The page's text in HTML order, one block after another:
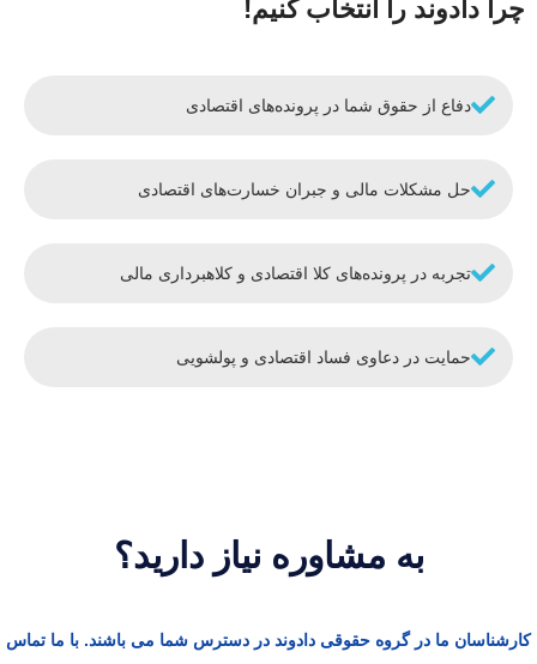
چرا دادوند را انتخاب کنیم!
دفاع از حقوق شما در پرونده‌های اقتصادی
حل مشکلات مالی و جبران خسارت‌های اقتصادی
تجربه در پرونده‌های کلا اقتصادی و کلاهبرداری مالی
حمایت در دعاوی فساد اقتصادی و پولشویی
به مشاوره نیاز دارید؟
کارشناسان ما در گروه حقوقی دادوند در دسترس شما می باشند. با ما تماس